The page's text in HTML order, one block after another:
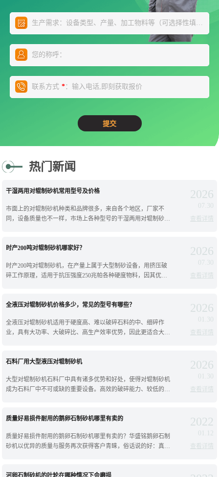
您的称呼：
联系方式 *：输入电话,即刻获取报价
热门新闻
干湿两用对辊制砂机常用型号及价格
市面上的对辊制砂机种类和品牌很多，来自各个地区，厂家不
同，设备质量也不一样，市场上各种型号的干湿两用对辊制砂机
2026
07.30
查看详情
时产200吨对辊制砂机哪家好？
时产200吨对辊制砂机，在产量上属于大型制砂设备，用挤压破
碎工作原理，适用于抗压强度250兆帕各种硬度物料，因其优化
2026
07.30
查看详情
全液压对辊制砂机价格多少，常见的型号有哪些？
全液压对辊制砂机适用于硬度高、难以破碎石料的中、细碎作
业，具有大功率、大破碎比、高生产效率优势，因此更适合大型
2026
01.30
查看详情
石料厂用大型液压对辊制砂机
大型对辊制砂机石料厂中具有诸多优势和好处，使得对辊制砂机
成为石料厂中不可或缺的重要设备。高效的破碎能力、较低的能
2026
01.30
查看详情
质量好易损件耐用的鹅卵石制砂机哪里有卖的
质量好易损件耐用的鹅卵石制砂机哪里有卖的？华盛铭鹅卵石制
砂机以优异的质量与服务再次获得客户青睐，俗话说的好：真金
2022
01.12
查看详情
河卵石制砂机的叶轮在哪种情况下会磨损